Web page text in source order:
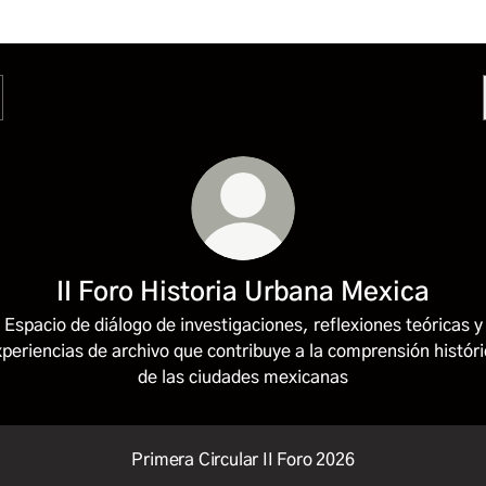
II Foro Historia Urbana Mexica
Espacio de diálogo de investigaciones, reflexiones teóricas y
de archivo que contribuye a la comprensión
de las ciudades mexicanas
Primera Circular II Foro 2026